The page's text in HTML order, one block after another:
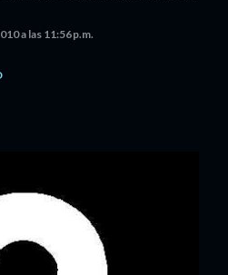
a las 11:56 p.m.